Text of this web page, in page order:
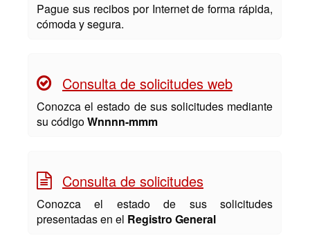
Pague sus recibos por Internet de forma rápida,
cómoda y segura.
Consulta de solicitudes web
Conozca el estado de sus solicitudes mediante
su códigoWnnnn-mmm
Consulta de solicitudes
Conozca el estado de sus solicitudes
presentadas en el Registro General